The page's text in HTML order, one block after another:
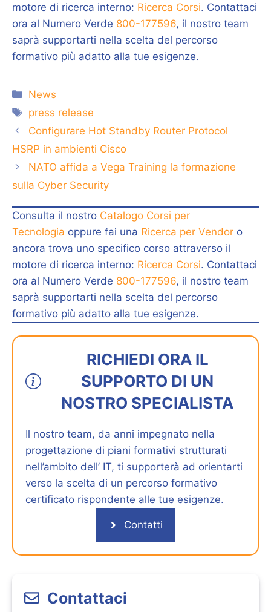
motore di ricerca interno: Ricerca Corsi. Contattaci
ora al Numero Verde 800-177596, il nostro team
saprà supportarti nella scelta del percorso
formativo più adatto alla tue esigenze.
Categorie
News
Tag
press release
Configurare Hot Standby Router Protocol
HSRP in ambienti Cisco
NATO affida a Vega Training la formazione
sulla Cyber Security
Consulta il nostro Catalogo Corsi per
Tecnologia oppure fai una Ricerca per Vendor o
ancora trova uno specifico corso attraverso il
motore di ricerca interno: Ricerca Corsi. Contattaci
ora al Numero Verde 800-177596, il nostro team
saprà supportarti nella scelta del percorso
formativo più adatto alla tue esigenze.
RICHIEDI ORA IL
SUPPORTO DI UN
NOSTRO SPECIALISTA
Il nostro team, da anni impegnato nella
progettazione di piani formativi strutturati
nell’ambito dell’ IT, ti supporterà ad orientarti
verso la scelta di un percorso formativo
certificato rispondente alle tue esigenze.
Contatti
Contattaci